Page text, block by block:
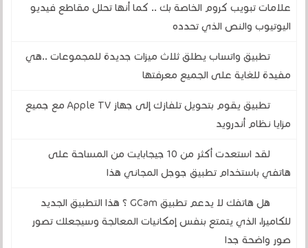
علامات تبويب كروم الخاصة بك .. كما أنها تحلل مقاطع فيديو
اليوتيوب والنص الذي تحدده
تطبيق واتساب يطلق ثلاث ميزات جديدة للمجموعات ..هي
مفيدة للغاية على الجميع معرفتها
تطبيق يقوم بتحويل تلفازك إلى جهاز Apple TV مع جميع
مزايا نظام أندرويد
لقد استعدت أكثر من 10 جيجابايت من المساحة على
هاتفي باستخدام تطبيق جوجل المجاني هذا
هل هاتفك لا يدعم تطبيق GCam ؟ هذا التطبيق الجديد
للكاميرا، الذي يتمتع بنفس إمكانيات المعالجة وسيجعلك تصور
صور واضحة جدا